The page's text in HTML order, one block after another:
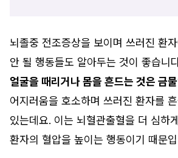
뇌졸중 전조증상을 보이며 쓰러진 환
안 될 행동들도 알아두는 것이 좋습니
얼굴을 때리거나 몸을 흔드는 것은 금물
어지러움을 호소하며 쓰러진 환자를
있는데요. 이는 뇌혈관출혈을 더 심하
환자의 혈압을 높이는 행동이기 때문